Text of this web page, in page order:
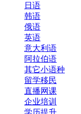
日语
韩语
俄语
英语
意大利语
阿拉伯语
其它小语种
留学移民
直播网课
企业培训
学历提升